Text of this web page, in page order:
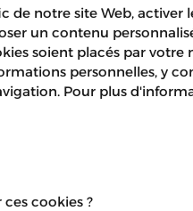
de notre site Web, activer
un contenu
soient placés par votre
personnelles, y
Pour plus
cookies ?